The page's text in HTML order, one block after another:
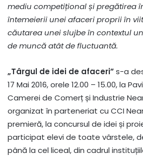
mediu competițional și pregătirea
întemeierii unei afaceri proprii în
căutarea unei slujbe în contextul
de muncă atât de fluctuantă.
„Târgul de idei de afaceri”s-a
17 Mai 2016, orele 12.00 – 15.00, la
Camerei de Comerț și Industrie
organizat în parteneriat cu CCI
premieră, la concursul de idei și
participat elevi de toate vârstele,
până la cel liceal, din cadrul